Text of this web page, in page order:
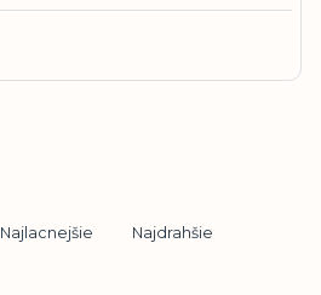
Najlacnejšie Najdrahšie